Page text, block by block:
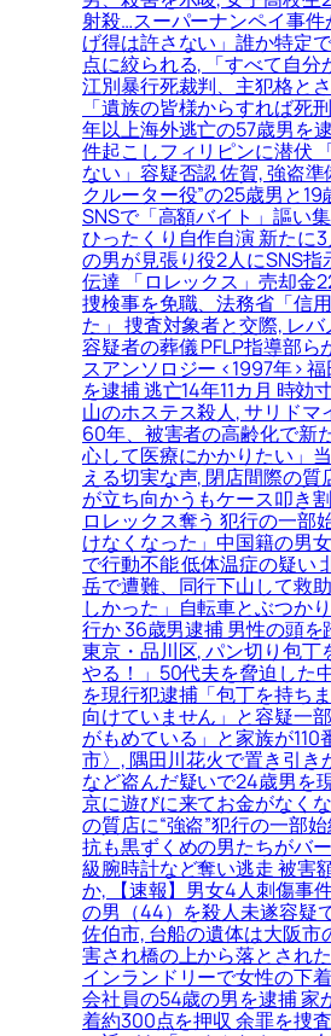
射殺…スーパーナンペイ事
げ得は許さない」誰か特定
点に絞られる, 「すべて自分
江別暴行死裁判、主犯格と
「遺族の皆様からすれば死
年以上海外逃亡の57歳男を
件起こしフィリピンに潜伏
ない」容疑否認 佐賀, 強盗準
クルーター役”の25歳男と
SNSで「高額バイト」謳い
ひったくり自作自演 新たに
の男が見張り役2人にSNS指
伝達 「ロレックス」売却金
捜検事を免職、法務省「信
た」 捜査対象者と交際, レ
容疑者の葬儀 PFLP指導部ら
スアンソロジー <1997年>
を逮捕 逃亡14年11カ月 時効
山のホステス殺人, サリドマ
60年、被害者の高齢化で新
心して医療にかかりたい」
える切実な声, 閉店間際の質
が立ち向かうもケース叩き
ロレックス奪う 犯行の一部
けなくなった」中国籍の男
で行動不能 低体温症の疑い
岳で遭難、同行下山して救
しかった」自転車とぶつか
行か 36歳男逮捕 男性の頭を
東京・品川区, パン切り包丁
やる！」50代夫を脅迫した
を現行犯逮捕「包丁を持ち
向けていません」と容疑一
がもめている」と家族が110
市〉, 隅田川花火で置き引き
など盗んだ疑いで24歳男を
京に遊びに来てお金がなく
の質店に“強盗”犯行の一部
抗も黒ずくめの男たちがバ
級腕時計など奪い逃走 被害
か, 【速報】男女4人刺傷事
の男（44）を殺人未遂容疑
佐伯市, 台船の遺体は大阪市
害され橋の上から落とされ
インランドリーで女性の下
会社員の54歳の男を逮捕 家
着約300点を押収 余罪を捜